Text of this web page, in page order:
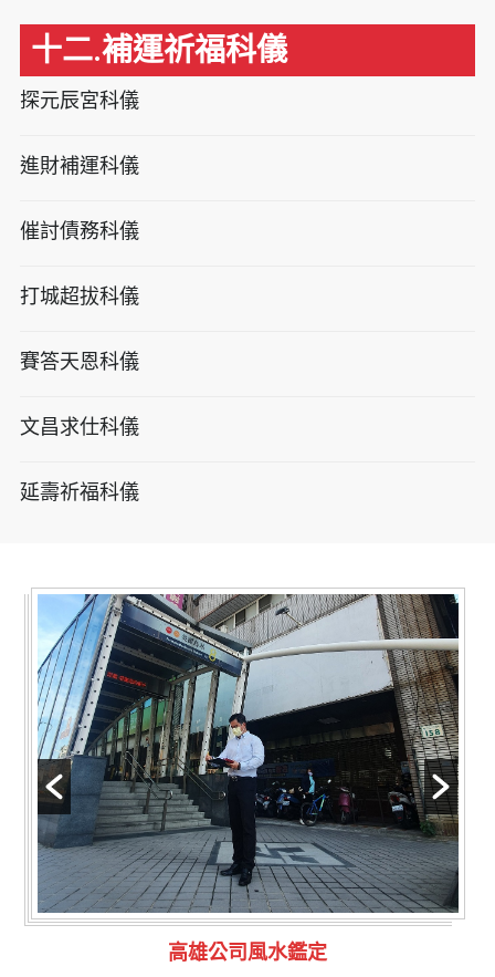
十二.補運祈福科儀
探元辰宮科儀
進財補運科儀
催討債務科儀
打城超拔科儀
賽答天恩科儀
文昌求仕科儀
延壽祈福科儀
林氏福主量子生基造